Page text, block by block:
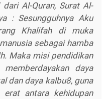
Al-Quran, Surat Al-
: Sesungguhnya Aku
Khalifah di muka
sebagai hamba
Maka misi pendidikan
daya
dan daya kalbu8, guna
erat antara kehidupan